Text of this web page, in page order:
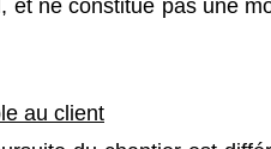
ne constitue pas une
au client